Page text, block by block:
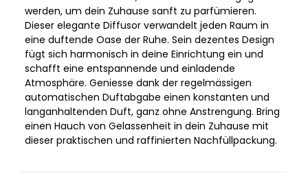
werden, um dein Zuhause sanft zu parfümieren.
Dieser elegante Diffusor verwandelt jeden Raum in
eine duftende Oase der Ruhe. Sein dezentes Design
fügt sich harmonisch in deine Einrichtung ein und
schafft eine entspannende und einladende
Atmosphäre. Geniesse dank der regelmässigen
automatischen Duftabgabe einen konstanten und
langanhaltenden Duft, ganz ohne Anstrengung. Bring
einen Hauch von Gelassenheit in dein Zuhause mit
dieser praktischen und raffinierten Nachfüllpackung.